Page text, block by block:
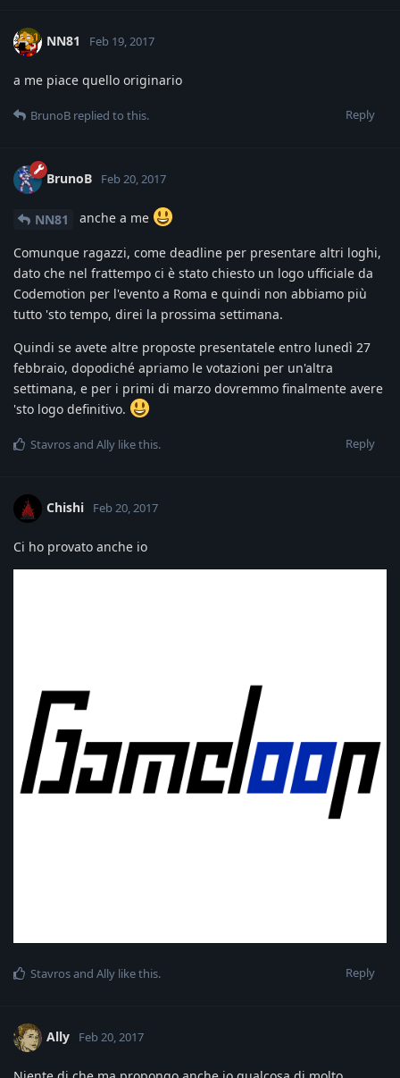
NN81 Feb 19, 2017
a me piace quello originario
Reply
BrunoB replied to this.
BrunoB Feb 20, 2017
NN81 anche a me
Comunque ragazzi, come deadline per presentare altri loghi,
dato che nel frattempo ci è stato chiesto un logo ufficiale da
Codemotion per l'evento a Roma e quindi non abbiamo più
tutto 'sto tempo, direi la prossima settimana.
Quindi se avete altre proposte presentatele entro lunedì 27
febbraio, dopodiché apriamo le votazioni per un'altra
settimana, e per i primi di marzo dovremmo finalmente avere
'sto logo definitivo.
Reply
Stavrosand Ally like this.
Chishi Feb 20, 2017
Ci ho provato anche io
Reply
Stavrosand Ally like this.
Ally Feb 20, 2017